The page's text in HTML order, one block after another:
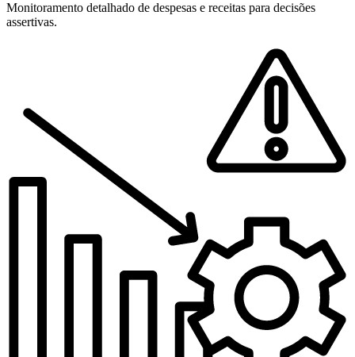
Monitoramento detalhado de despesas e receitas para decisões
assertivas.